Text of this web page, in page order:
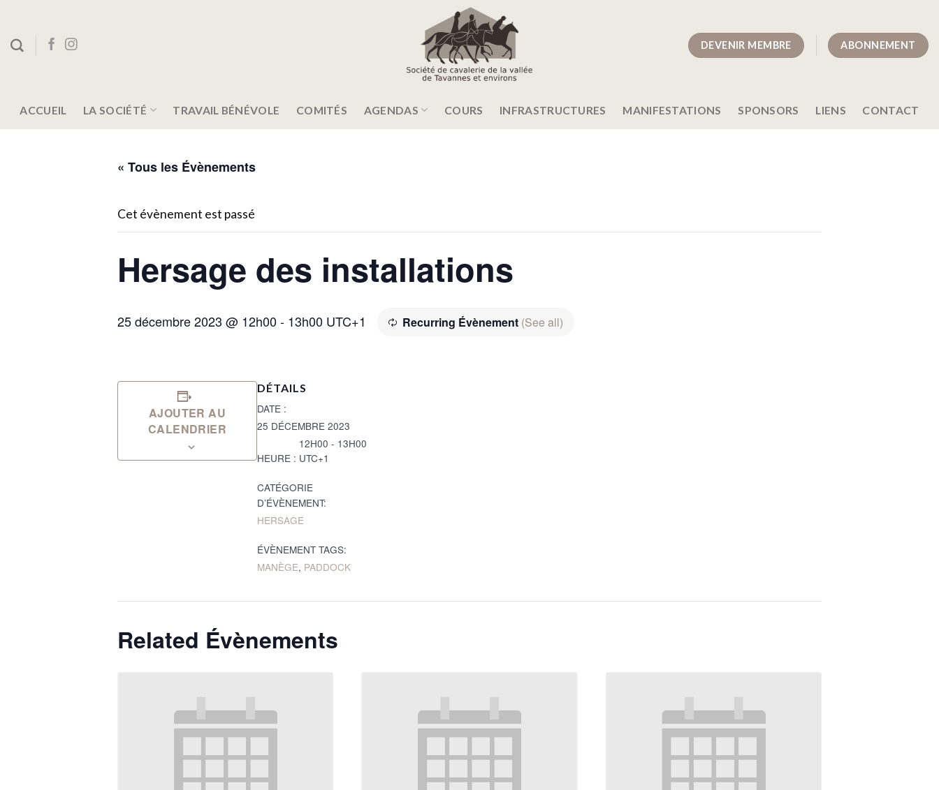
content
DEVENIR MEMBRE ABONNEMENT
ACCUEIL LA SOCIÉTÉ TRAVAIL BÉNÉVOLE COMITÉS AGENDAS COURS INFRASTRUCTURES MANIFESTATIONS SPONSORS LIENS CONTACT
« Tous les Évènements
Cet évènement est passé
Hersage des installations
25 décembre 2023 @ 12h00 - 13h00 UTC+1 Recurring Évènement (See all)
AJOUTER AU
CALENDRIER
DÉTAILS
DATE :
25 DÉCEMBRE 2023
HEURE :
12H00 - 13H00
UTC+1
CATÉGORIE
D’ÉVÈNEMENT:
HERSAGE
ÉVÈNEMENT TAGS:
MANÈGE, PADDOCK
Related Évènements